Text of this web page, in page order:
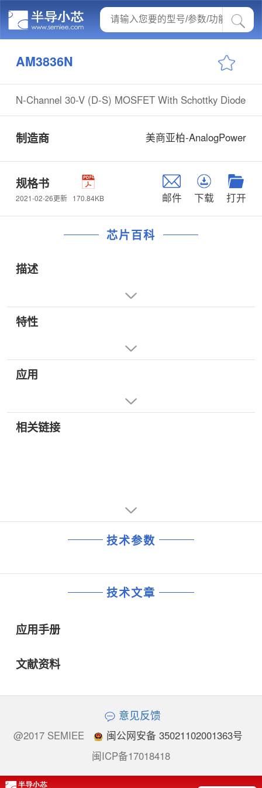
AM3836N
N-Channel 30-V (D-S) MOSFET With Schottky Diode
制造商 美商亚柏-AnalogPower
规格书
2021-02-26更新 170.84KB 邮件 下载 打开
芯片百科
描述
特性
应用
相关链接
技术参数
技术文章
应用手册
文献资料
意见反馈
@2017 SEMIEE
闽公网安备 35021102001363号
闽ICP备17018418